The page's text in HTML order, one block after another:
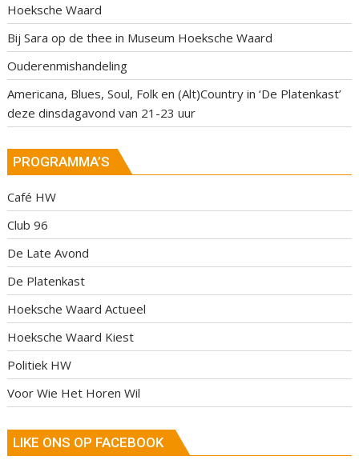
Hoeksche Waard
Bij Sara op de thee in Museum Hoeksche Waard
Ouderenmishandeling
Americana, Blues, Soul, Folk en (Alt)Country in ‘De Platenkast’
deze dinsdagavond van 21-23 uur
PROGRAMMA’S
Café HW
Club 96
De Late Avond
De Platenkast
Hoeksche Waard Actueel
Hoeksche Waard Kiest
Politiek HW
Voor Wie Het Horen Wil
LIKE ONS OP FACEBOOK